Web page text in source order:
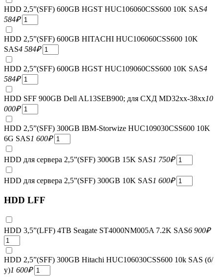
HDD 2,5”(SFF) 600GB HGST HUC106060CSS600 10K SAS4
584₽
HDD 2,5”(SFF) 600GB HITACHI HUC106060CSS600 10K
SAS4 584₽
HDD 2,5”(SFF) 600GB HGST HUC109060CSS600 10K SAS4
584₽
HDD SFF 900GB Dell AL13SEB900; для СХД MD32xx-38xx10
000₽
HDD 2,5”(SFF) 300GB IBM-Storwize HUC109030CSS600 10K
6G SAS1 600₽
HDD для сервера 2,5”(SFF) 300GB 15K SAS1 750₽
HDD для сервера 2,5”(SFF) 300GB 10K SAS1 600₽
HDD LFF
HDD 3,5”(LFF) 4TB Seagate ST4000NM005A 7.2K SAS6 900₽
HDD 2,5”(SFF) 300GB Hitachi HUC106030CSS600 10k SAS (б/
у)1 600₽